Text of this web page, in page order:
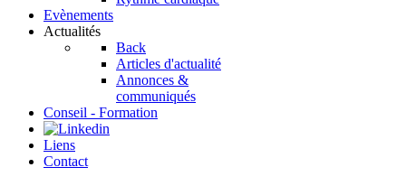
Evènements
Actualités
Back
Articles d'actualité
Annonces &
communiqués
Conseil - Formation
Liens
Contact